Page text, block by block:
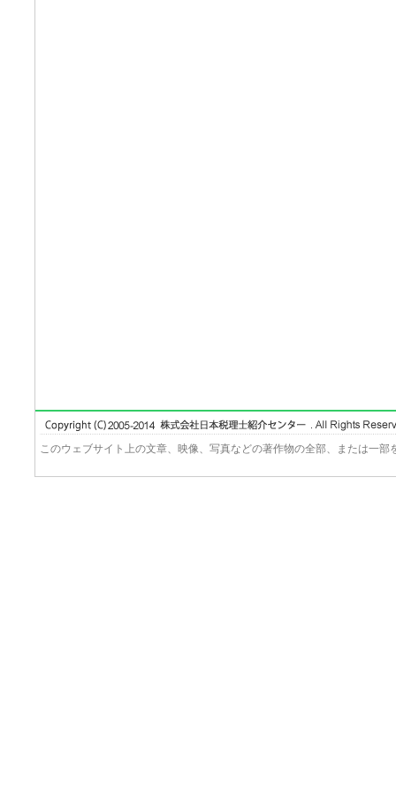
このウェブサイト上の文章、映像、写真などの著作物の全部、または一